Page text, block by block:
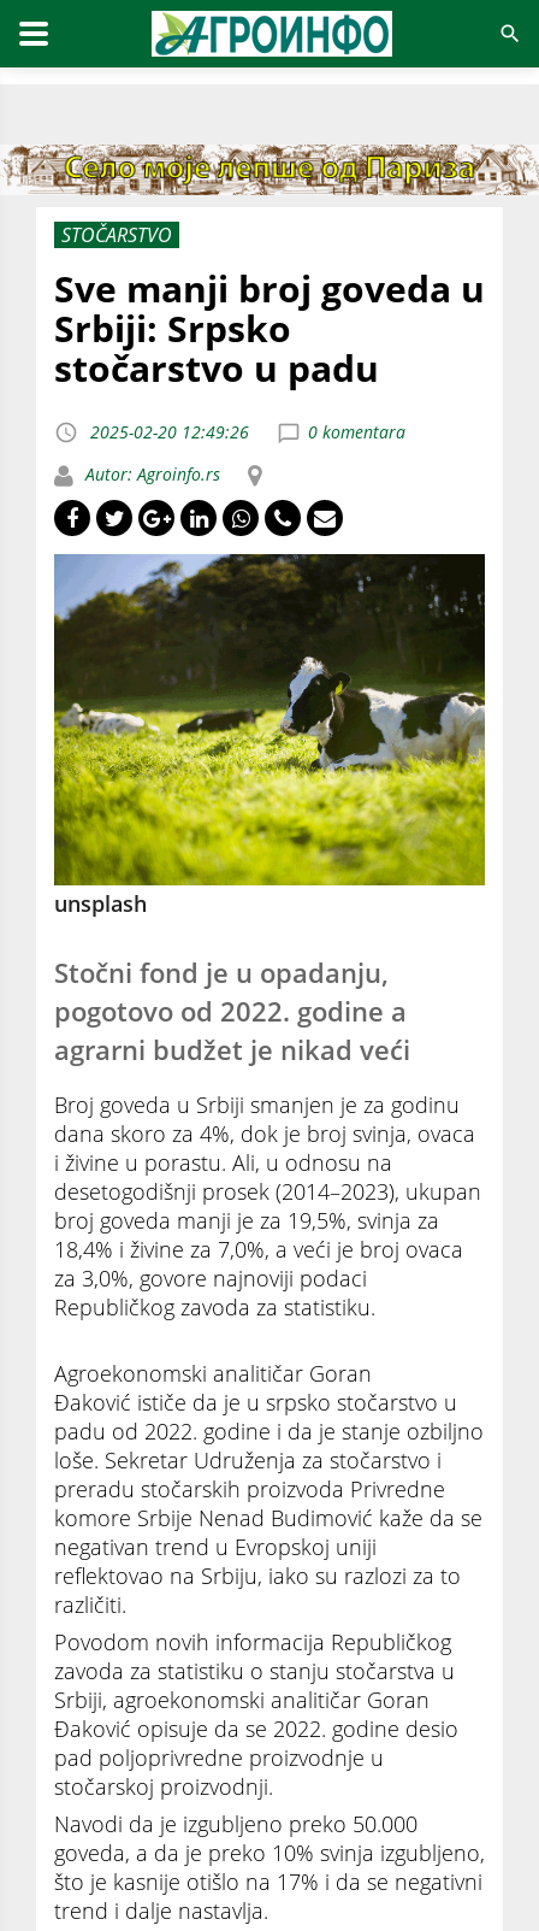
STOČARSTVO
Sve manji broj goveda u
Srbiji: Srpsko
stočarstvo u padu
2025-02-20 12:49:26
0 komentara
Autor: Agroinfo.rs
unsplash
Stočni fond je u opadanju,
pogotovo od 2022. godine a
agrarni budžet je nikad veći
Broj goveda u Srbiji smanjen je za godinu
dana skoro za 4%, dok je broj svinja, ovaca
i živine u porastu. Ali, u odnosu na
desetogodišnji prosek (2014–2023), ukupan
broj goveda manji je za 19,5%, svinja za
18,4% i živine za 7,0%, a veći je broj ovaca
za 3,0%, govore najnoviji podaci
Republičkog zavoda za statistiku.
Agroekonomski analitičar Goran
Đaković ističe da je u srpsko stočarstvo u
padu od 2022. godine i da je stanje ozbiljno
loše. Sekretar Udruženja za stočarstvo i
preradu stočarskih proizvoda Privredne
komore Srbije Nenad Budimović kaže da se
negativan trend u Evropskoj uniji
reflektovao na Srbiju, iako su razlozi za to
različiti.
Povodom novih informacija Republičkog
zavoda za statistiku o stanju stočarstva u
Srbiji, agroekonomski analitičar Goran
Đaković opisuje da se 2022. godine desio
pad poljoprivredne proizvodnje u
stočarskoj proizvodnji.
Navodi da je izgubljeno preko 50.000
goveda, a da je preko 10% svinja izgubljeno,
što je kasnije otišlo na 17% i da se negativni
trend i dalje nastavlja.